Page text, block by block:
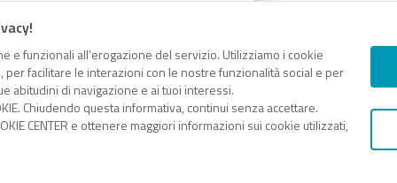
e funzionali all’erogazione del servizio. Utilizziamo i cookie
facilitare le interazioni con le nostre funzionalità social e per
abitudini di navigazione e ai tuoi interessi.
Chiudendo questa informativa, continui senza accettare.
CENTER e ottenere maggiori informazioni sui cookie utilizzati,